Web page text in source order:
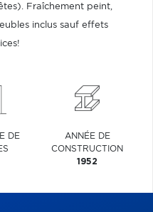
Fraîchement peint,
inclus sauf effets
DE
ANNÉE DE
CONSTRUCTION
1952